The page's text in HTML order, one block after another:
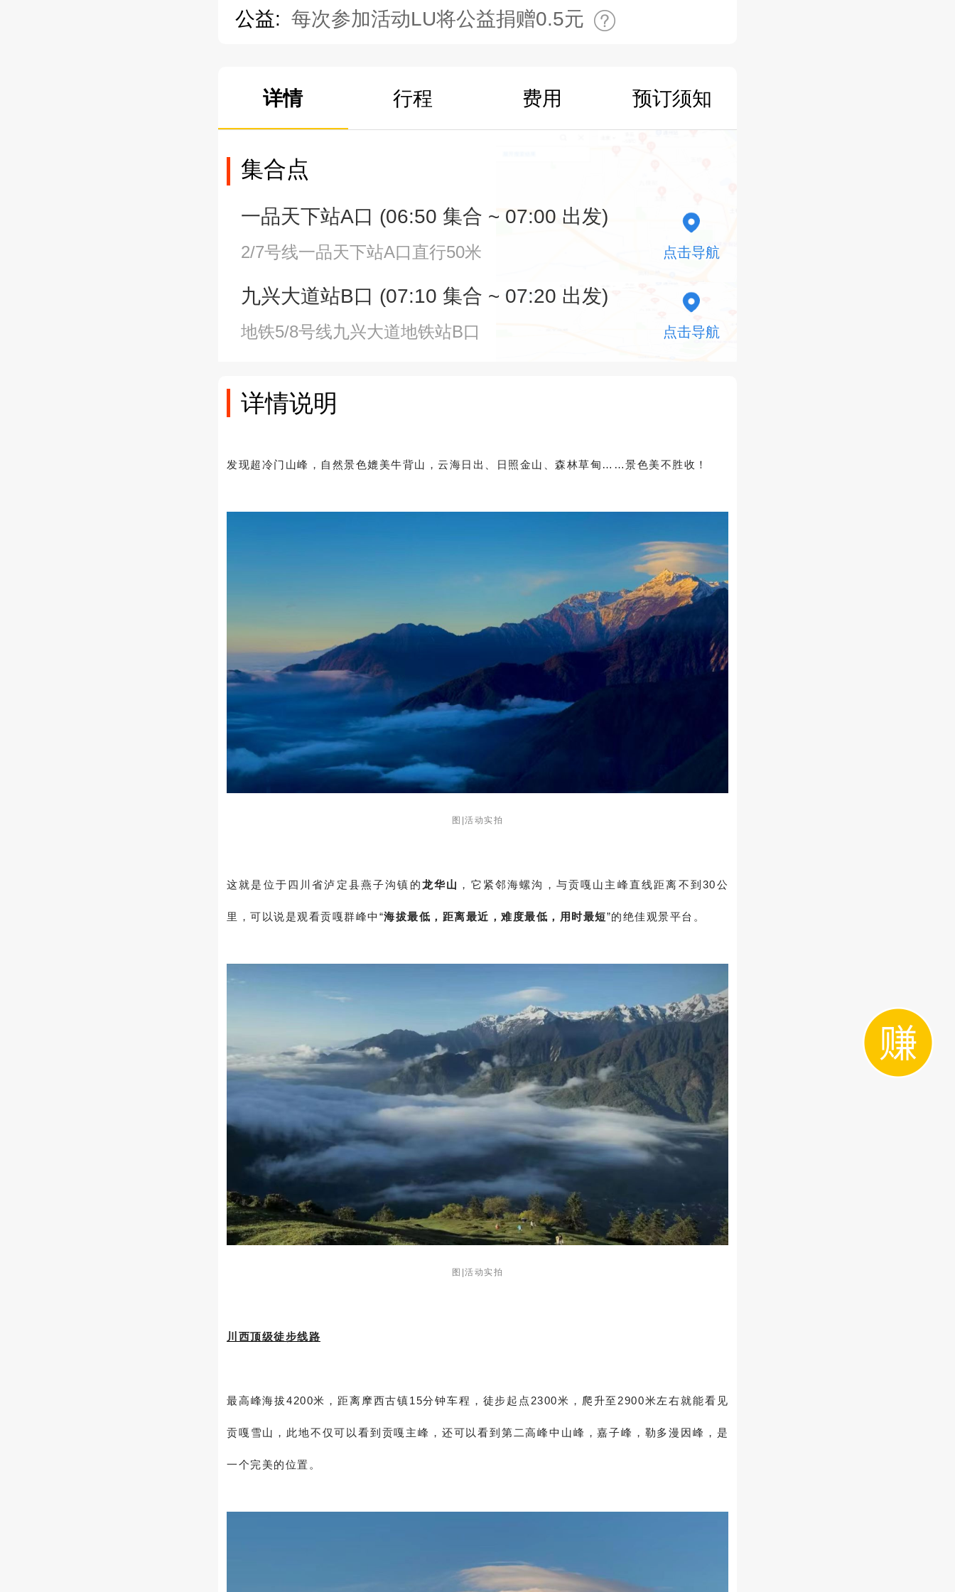
公益: 每次参加活动LU将公益捐赠0.5元
详情 行程 费用 预订须知
集合点
一品天下站A口 (06:50 集合 ~ 07:00 出发)
2/7号线一品天下站A口直行50米 点击导航
九兴大道站B口 (07:10 集合 ~ 07:20 出发)
地铁5/8号线九兴大道地铁站B口 点击导航
详情说明
发现超冷门山峰，自然景色媲美牛背山，云海日出、日照金山、森林草甸……景色美不胜收！
图|活动实拍
这就是位于四川省泸定县燕子沟镇的龙华山 ，它紧邻海螺沟， 与贡嘎山主峰直线距离不到30公
里，可以说是观看贡嘎群峰中“海拔最低，距离最近，难度最低，用时最短”的绝佳观景平台。
图|活动实拍
川西顶级徒步线路
最高峰海拔4200米， 距离摩西古镇15分钟车程，徒步起点2300米，爬升至2900米左右就能看见
贡嘎雪山，此地不仅可以看到贡嘎主峰，还可以看到第二高峰中山峰，嘉子峰，勒多漫因峰，是
一个完美的位置。